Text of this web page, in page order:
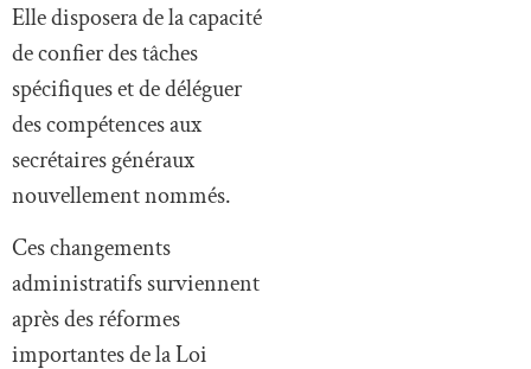
Elle disposera de la capacité
de confier des tâches
spécifiques et de déléguer
des compétences aux
secrétaires généraux
nouvellement nommés.
Ces changements
administratifs surviennent
après des réformes
importantes de la Loi